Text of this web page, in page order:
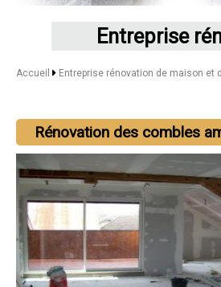
Entreprise
Accueil Entreprise rénovation de maison et
Rénovation des combles